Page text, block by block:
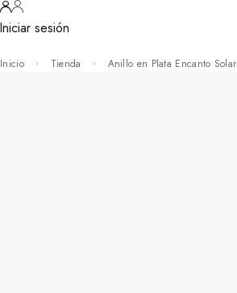
sesión
Inicio Tienda Anillo en Plata Encanto Solar